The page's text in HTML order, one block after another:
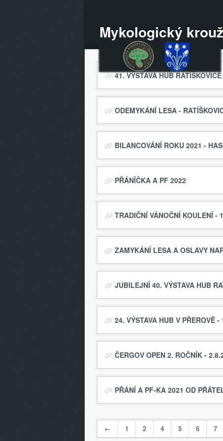
Mykologický
41. VÝSTAVA HUB
ODEMYKÁNÍ LESA -
BILANCOVÁNÍ ROKU 2021 -
PŘÁNÍČKA A PF 2022
TRADIČNÍ VÁNOČNÍ KOULENÍ -
ZAMYKÁNÍ LESA A OSLAVY
JUBILEJNÍ 40. VÝSTAVA HUB
24. VÝSTAVA HUB V PŘEROVĚ -
ČERGOV OPEN 2. ROČNÍK -
PŘÁNÍ A PF-KA 2021 OD
← 1 2 4 5 6 7